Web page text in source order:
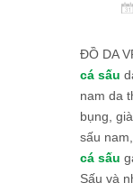
ĐỒ DA
cá sấu
nam da
bụng,
sấu
cá sấu
Sấu và